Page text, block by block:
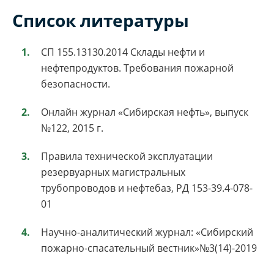
Список литературы
СП 155.13130.2014 Склады нефти и
нефтепродуктов. Требования пожарной
безопасности.
Онлайн журнал «Сибирская нефть», выпуск
№122, 2015 г.
Правила технической эксплуатации
резервуарных магистральных
трубопроводов и нефтебаз, РД 153-39.4-078-
01
Научно-аналитический журнал: «Сибирский
пожарно-спасательный вестник»№3(14)-2019